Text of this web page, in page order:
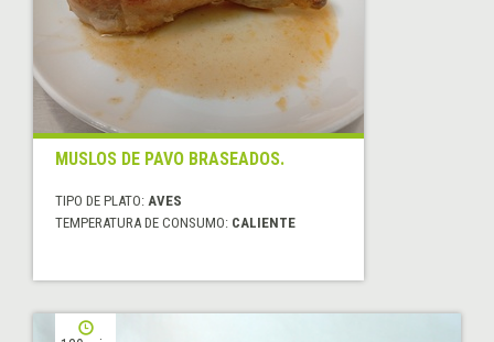
MUSLOS DE PAVO BRASEADOS.
TIPO DE PLATO: AVES
TEMPERATURA DE CONSUMO: CALIENTE